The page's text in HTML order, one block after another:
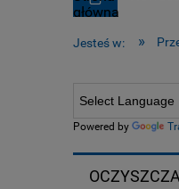
OUTLET
Jesteś w: »
Powered by